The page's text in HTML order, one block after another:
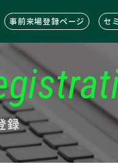
事前来場登録ページ セ
録